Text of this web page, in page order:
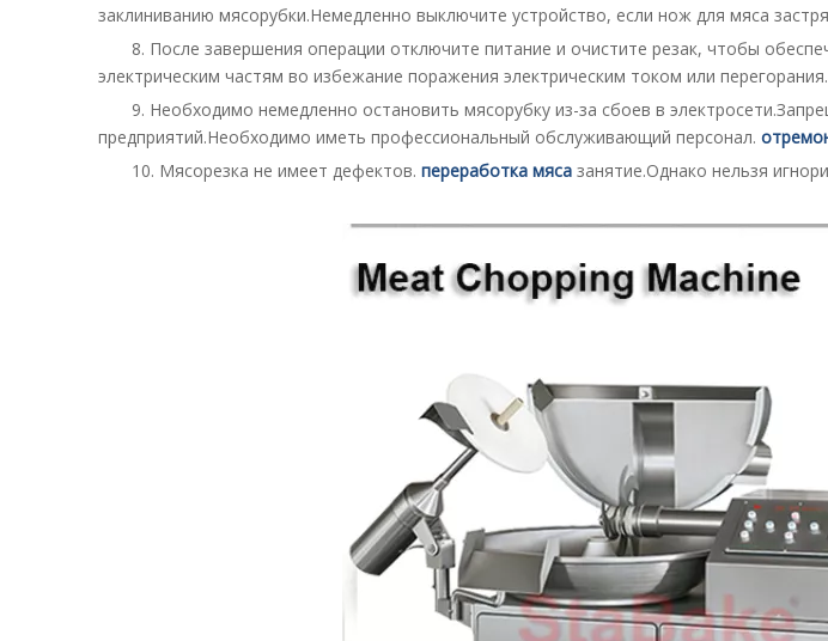
заклиниванию мясорубки.Немедленно выключите устройство, если нож для мяса
8. После завершения операции отключите питание и очистите резак, чтобы
электрическим частям во избежание поражения электрическим током или перегорания.
9. Необходимо немедленно остановить мясорубку из-за сбоев в
предприятий.Необходимо иметь профессиональный обслуживающий персонал.
10. Мясорезка не имеет дефектов. переработка мяса занятие.Однако нельзя